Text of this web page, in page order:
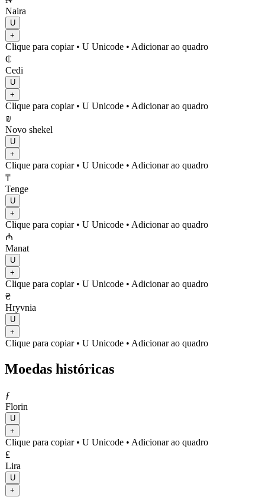
Naira
U
+
Clique para copiar• U Unicode • Adicionar ao quadro
₵
Cedi
U
+
Clique para copiar• U Unicode • Adicionar ao quadro
₪
Novo shekel
U
+
Clique para copiar• U Unicode • Adicionar ao quadro
₸
Tenge
U
+
Clique para copiar• U Unicode • Adicionar ao quadro
₼
Manat
U
+
Clique para copiar• U Unicode • Adicionar ao quadro
₴
Hryvnia
U
+
Clique para copiar• U Unicode • Adicionar ao quadro
Moedas históricas
ƒ
Florin
U
+
Clique para copiar• U Unicode • Adicionar ao quadro
₤
Lira
U
+